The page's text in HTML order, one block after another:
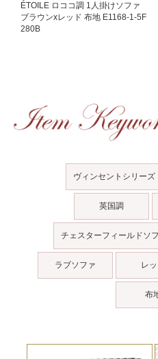
ÉTOILE ロココ調 1人掛けソファ
ブラウンxレッド 布地 E1168-1-5F
280B
ヴィンセントシリーズ
英国調
チェスターフィールドソ
ラブソファ レ
布